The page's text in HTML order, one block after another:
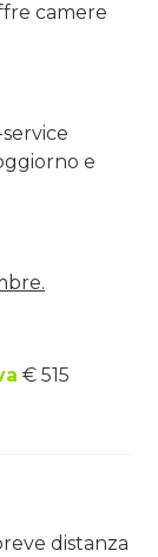
camere
e
€ 515
distanza